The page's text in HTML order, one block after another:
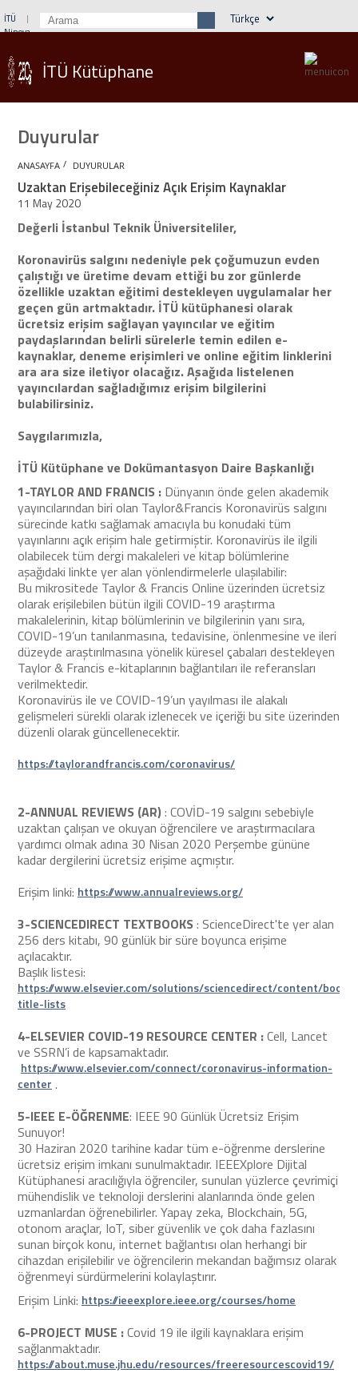
İTÜ
Ninova
İTÜ Kütüphane
Duyurular
ANASAYFA / DUYURULAR
Uzaktan Erişebileceğiniz Açık Erişim Kaynaklar
11 May 2020
Değerli İstanbul Teknik Üniversiteliler,
Koronavirüs salgını nedeniyle pek çoğumuzun evden
çalıştığı ve üretime devam ettiği bu zor günlerde
özellikle uzaktan eğitimi destekleyen uygulamalar her
geçen gün artmaktadır. İTÜ kütüphanesi olarak
ücretsiz erişim sağlayan yayıncılar ve eğitim
paydaşlarından belirli sürelerle temin edilen e-
kaynaklar, deneme erişimleri ve online eğitim linklerini
ara ara size iletiyor olacağız. Aşağıda listelenen
yayıncılardan sağladığımız erişim bilgilerini
bulabilirsiniz.
Saygılarımızla,
İTÜ Kütüphane ve Dokümantasyon Daire Başkanlığı
1-TAYLOR AND FRANCIS : Dünyanın önde gelen akademik
yayıncılarından biri olan Taylor&Francis Koronavirüs salgını
sürecinde katkı sağlamak amacıyla bu konudaki tüm
yayınlarını açık erişim hale getirmiştir. Koronavirüs ile ilgili
olabilecek tüm dergi makaleleri ve kitap bölümlerine
aşağıdaki linkte yer alan yönlendirmelerle ulaşılabilir:
Bu mikrositede Taylor & Francis Online üzerinden ücretsiz
olarak erişilebilen bütün ilgili COVID-19 araştırma
makalelerinin, kitap bölümlerinin ve bilgilerinin yanı sıra,
COVID-19’un tanılanmasına, tedavisine, önlenmesine ve ileri
düzeyde araştırılmasına yönelik küresel çabaları destekleyen
Taylor & Francis e-kitaplarının bağlantıları ile referansları
verilmektedir.
Koronavirüs ile ve COVID-19’un yayılması ile alakalı
gelişmeleri sürekli olarak izlenecek ve içeriği bu site üzerinden
düzenli olarak güncellenecektir.
https://taylorandfrancis.com/coronavirus/
2-ANNUAL REVIEWS (AR) : COVİD-19 salgını sebebiyle
uzaktan çalışan ve okuyan öğrencilere ve araştırmacılara
yardımcı olmak adına 30 Nisan 2020 Perşembe gününe
kadar dergilerini ücretsiz erişime açmıştır.
Erişim linki: https://www.annualreviews.org/
3-SCIENCEDIRECT TEXTBOOKS : ScienceDirect'te yer alan
256 ders kitabı, 90 günlük bir süre boyunca erişime
açılacaktır.
Başlık listesi:
https://www.elsevier.com/solutions/sciencedirect/content/book-
title-lists
4-ELSEVIER COVID-19 RESOURCE CENTER :Cell, Lancet
ve SSRN’i de kapsamaktadır.
https://www.elsevier.com/connect/coronavirus-information-
center .
5-IEEE E-ÖĞRENME: IEEE 90 Günlük Ücretsiz Erişim
Sunuyor!
30 Haziran 2020 tarihine kadar tüm e-öğrenme derslerine
ücretsiz erişim imkanı sunulmaktadır. IEEEXplore Dijital
Kütüphanesi aracılığıyla öğrenciler, sunulan yüzlerce çevrimiçi
mühendislik ve teknoloji derslerini alanlarında önde gelen
uzmanlardan öğrenebilirler. Yapay zeka, Blockchain, 5G,
otonom araçlar, IoT, siber güvenlik ve çok daha fazlasını
sunan birçok konu, internet bağlantısı olan herhangi bir
cihazdan erişilebilir ve öğrencilerin mekandan bağımsız olarak
öğrenmeyi sürdürmelerini kolaylaştırır.
Erişim Linki: https://ieeexplore.ieee.org/courses/home
6-PROJECT MUSE :Covid 19 ile ilgili kaynaklara erişim
sağlanmaktadır.
https://about.muse.jhu.edu/resources/freeresourcescovid19/